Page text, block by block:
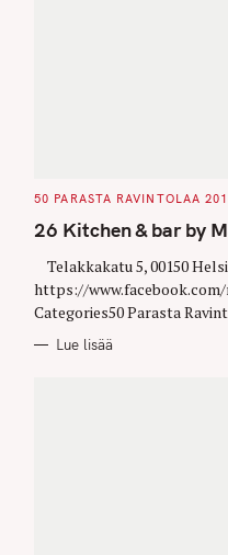
C
T
E
I
S
50 PARASTA RAVINTOLAA
26 Kitchen & bar by
Telakkakatu 5, 00150
https://
Categories50 Parasta
Lue lisää